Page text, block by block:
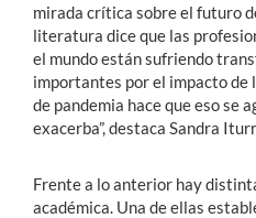
mirada crítica sobre el futuro
literatura dice que las
el mundo están sufriendo
importantes por el impacto
de pandemia hace que eso se
exacerba”, destaca Sandra
Frente a lo anterior hay
académica. Una de ellas